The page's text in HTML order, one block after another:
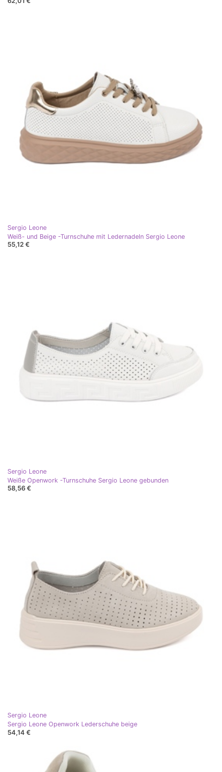
Sergio Leone
Weiß- und Beige -Turnschuhe mit Ledernadeln Sergio Leone
55,12 €
Sergio Leone
Weiße Openwork -Turnschuhe Sergio Leone gebunden
58,56 €
Sergio Leone
Sergio Leone Openwork Lederschuhe beige
54,14 €